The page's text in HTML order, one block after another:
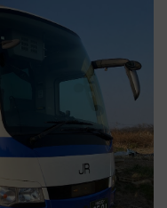
車内空間に注目、デビュ